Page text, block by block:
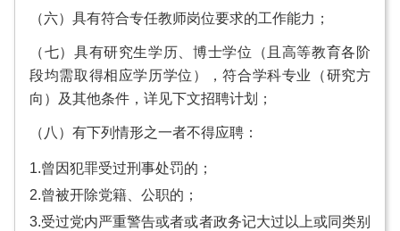
（六）具有符合专任教师岗位要求的工作能力；
（七）具有研究生学历、博士学位（且高等教育各阶
段均需取得相应学历学位），符合学科专业（研究方
向）及其他条件，详见下文招聘计划；
（八）有下列情形之一者不得应聘：
1.曾因犯罪受过刑事处罚的；
2.曾被开除党籍、公职的；
3.受过党内严重警告或者或者政务记大过以上或同类别